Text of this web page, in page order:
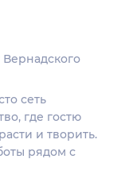
сеть
где гостю
и творить.
рядом с